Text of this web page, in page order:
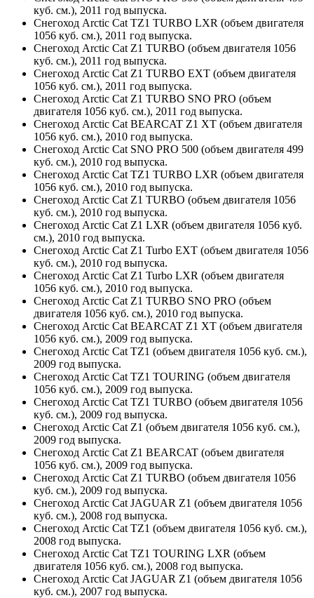
куб. см.), 2011 год выпуска.
Снегоход Arctic Cat TZ1 TURBO LXR (объем двигателя
1056 куб. см.), 2011 год выпуска.
Снегоход Arctic Cat Z1 TURBO (объем двигателя 1056
куб. см.), 2011 год выпуска.
Снегоход Arctic Cat Z1 TURBO EXT (объем двигателя
1056 куб. см.), 2011 год выпуска.
Снегоход Arctic Cat Z1 TURBO SNO PRO (объем
двигателя 1056 куб. см.), 2011 год выпуска.
Снегоход Arctic Cat BEARCAT Z1 XT (объем двигателя
1056 куб. см.), 2010 год выпуска.
Снегоход Arctic Cat SNO PRO 500 (объем двигателя 499
куб. см.), 2010 год выпуска.
Снегоход Arctic Cat TZ1 TURBO LXR (объем двигателя
1056 куб. см.), 2010 год выпуска.
Снегоход Arctic Cat Z1 TURBO (объем двигателя 1056
куб. см.), 2010 год выпуска.
Снегоход Arctic Cat Z1 LXR (объем двигателя 1056 куб.
см.), 2010 год выпуска.
Снегоход Arctic Cat Z1 Turbo EXT (объем двигателя 1056
куб. см.), 2010 год выпуска.
Снегоход Arctic Cat Z1 Turbo LXR (объем двигателя
1056 куб. см.), 2010 год выпуска.
Снегоход Arctic Cat Z1 TURBO SNO PRO (объем
двигателя 1056 куб. см.), 2010 год выпуска.
Снегоход Arctic Cat BEARCAT Z1 XT (объем двигателя
1056 куб. см.), 2009 год выпуска.
Снегоход Arctic Cat TZ1 (объем двигателя 1056 куб. см.),
2009 год выпуска.
Снегоход Arctic Cat TZ1 TOURING (объем двигателя
1056 куб. см.), 2009 год выпуска.
Снегоход Arctic Cat TZ1 TURBO (объем двигателя 1056
куб. см.), 2009 год выпуска.
Снегоход Arctic Cat Z1 (объем двигателя 1056 куб. см.),
2009 год выпуска.
Снегоход Arctic Cat Z1 BEARCAT (объем двигателя
1056 куб. см.), 2009 год выпуска.
Снегоход Arctic Cat Z1 TURBO (объем двигателя 1056
куб. см.), 2009 год выпуска.
Снегоход Arctic Cat JAGUAR Z1 (объем двигателя 1056
куб. см.), 2008 год выпуска.
Снегоход Arctic Cat TZ1 (объем двигателя 1056 куб. см.),
2008 год выпуска.
Снегоход Arctic Cat TZ1 TOURING LXR (объем
двигателя 1056 куб. см.), 2008 год выпуска.
Снегоход Arctic Cat JAGUAR Z1 (объем двигателя 1056
куб. см.), 2007 год выпуска.